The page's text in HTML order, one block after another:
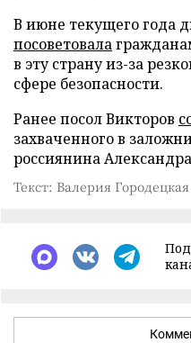
В июне текущего года
посоветовала
в эту страну из-за
сфере безопасности.
Ранее посол Викторов
захваченного в
россиянина
Текст: Валерия Городецкая